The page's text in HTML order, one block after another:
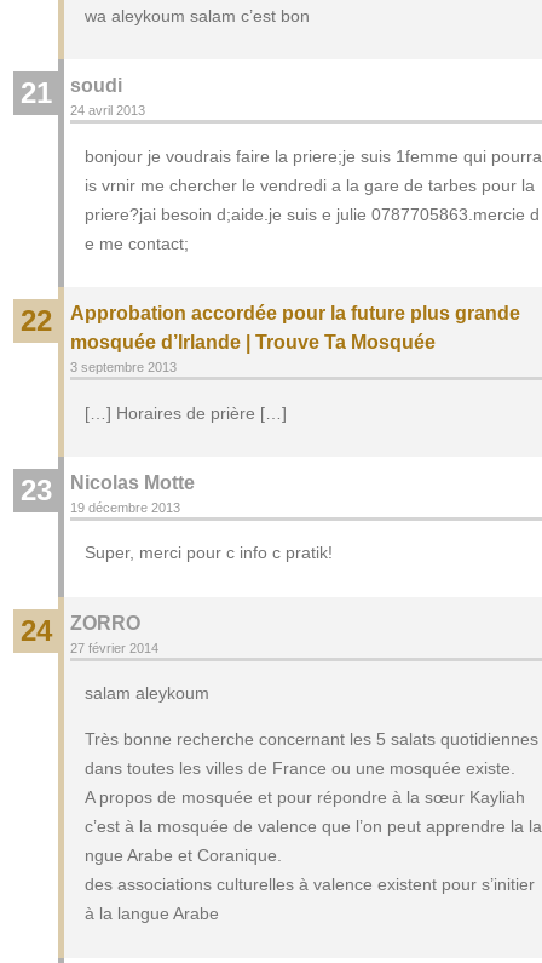
wa aleykoum salam c’est bon
21 soudi
24 avril 2013
bonjour je voudrais faire la priere;je suis 1femme qui pourra
is vrnir me chercher le vendredi a la gare de tarbes pour la
priere?jai besoin d;aide.je suis e julie 0787705863.mercie d
e me contact;
22
Approbation accordée pour la future plus grande
mosquée d’Irlande | Trouve Ta Mosquée
3 septembre 2013
[…] Horaires de prière […]
23 Nicolas Motte
19 décembre 2013
Super, merci pour c info c pratik!
24 ZORRO
27 février 2014
salam aleykoum
Très bonne recherche concernant les 5 salats quotidiennes
dans toutes les villes de France ou une mosquée existe.
A propos de mosquée et pour répondre à la sœur Kayliah
c’est à la mosquée de valence que l’on peut apprendre la la
ngue Arabe et Coranique.
des associations culturelles à valence existent pour s’initier
à la langue Arabe